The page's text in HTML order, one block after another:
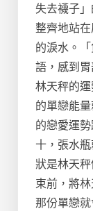
失去襪子
整齊地站
的淚水。
語，感到
林天秤的
的單戀能
的戀愛運
十，張水
狀是林天
束前，將
那份單戀